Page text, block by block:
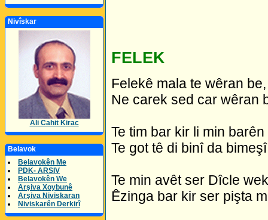
Nivîskar
Ali Cahit Kirac
Belavok
Belavokên Me
PDK- ARSIV
Belavokên We
Arşiva Xoybunê
Arşiva Niviskaran
Niviskarên Derkirî
FELEK
Felekê mala te wêran
Ne carek sed car wêran
Te tim bar kir li min
Te got tê di binî da
Te min avêt ser Dîcle
Êzinga bar kir ser pişta